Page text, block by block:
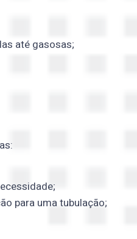
até gasosas;
para uma tubulação;